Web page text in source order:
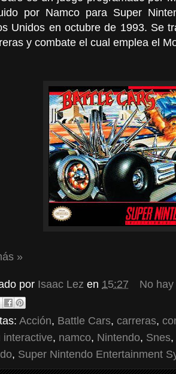
por Namco para Super
Unidos en octubre de 1993. Se
y combate el cual emplea el
»
por Isaac Lez en 15:27 No
Acción, Battle Cars, carreras,
interactive, namco, Nintendo, Snes,
, Super Nintendo Entertainment